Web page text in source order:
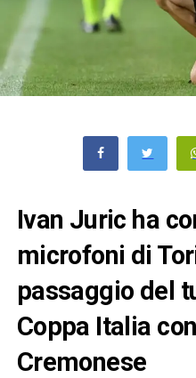
Ivan Juric ha
microfoni di
passaggio del
Coppa Italia
Cremonese